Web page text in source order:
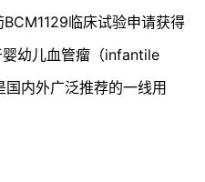
临床试验申请获得
幼儿血管瘤（infantile
内外广泛推荐的一线用